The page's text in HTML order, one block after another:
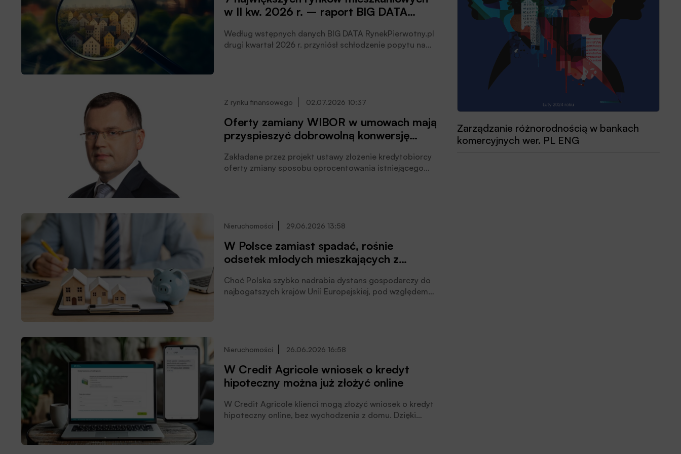
w II kw. 2026 r. – raport BIG DATA
Według wstępnych danych BIG DATA RynekPierwotny.pl
drugi kwartał 2026 r. przyniósł schłodzenie popytu na
sprzedaży. Nie przełożyło się to jednak na wzrost cen
stabilne, czytamy w informacji prasowej.
Z rynku finansowego 02.07.2026 10:37
Oferty zamiany WIBOR w umowach mają
przyspieszyć dobrowolną konwersję
Zakładane przez projekt ustawy złożenie kredytobiorcy
oferty zmiany sposobu oprocentowania istniejącego
Banków Polskich dr Tadeusz Białek.
Nieruchomości 29.06.2026 13:58
W Polsce zamiast spadać, rośnie
odsetek młodych mieszkających z
Choć Polska szybko nadrabia dystans gospodarczy do
najbogatszych krajów Unii Europejskiej, pod względem
na rynku mieszkaniowym poprawia się, a gdzie się
Nieruchomości 26.06.2026 16:58
W Credit Agricole wniosek o kredyt
hipoteczny można już złożyć online
W Credit Agricole klienci mogą złożyć wniosek o kredyt
hipoteczny online, bez wychodzenia z domu. Dzięki
Przewodnik dobrych praktyk 2025